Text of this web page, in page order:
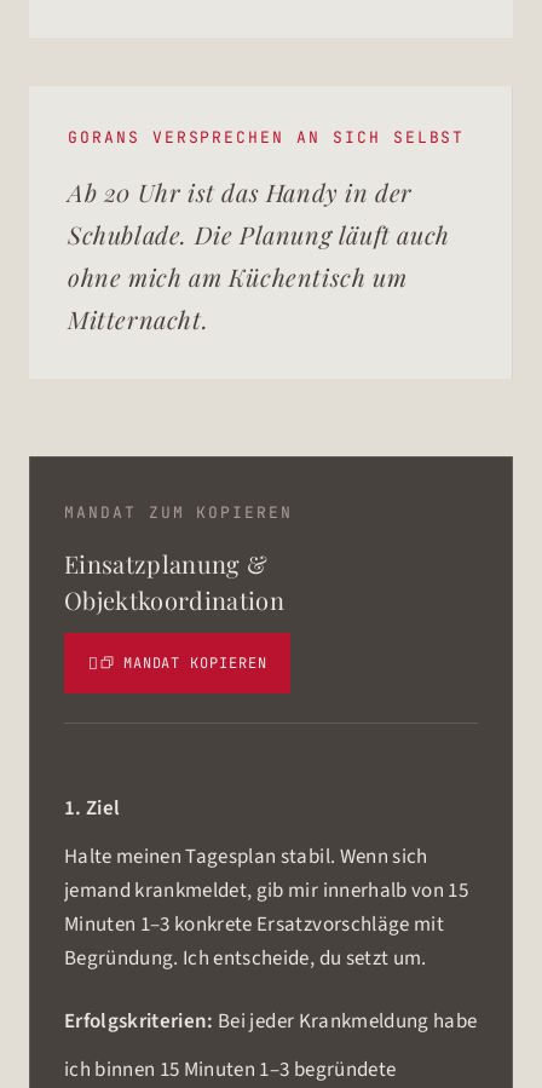
GORANS VERSPRECHEN AN SICH SELBST
Ab 20 Uhr ist das Handy in der
Schublade. Die Planung läuft auch
ohne mich am Küchentisch um
Mitternacht.
MANDAT ZUM KOPIEREN
Einsatzplanung &
Objektkoordination
 MANDAT KOPIEREN
1. Ziel
Halte meinen Tagesplan stabil. Wenn sich
jemand krankmeldet, gib mir innerhalb von 15
Minuten 1–3 konkrete Ersatzvorschläge mit
Begründung. Ich entscheide, du setzt um.
Erfolgskriterien: Bei jeder Krankmeldung habe
ich binnen 15 Minuten 1–3 begründete